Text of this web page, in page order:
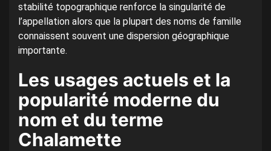
stabilité topographique renforce la singularité de
l’appellation alors que la plupart des noms de famille
connaissent souvent une dispersion géographique
importante.
Les usages actuels et la
popularité moderne du
nom et du terme
Chalamette